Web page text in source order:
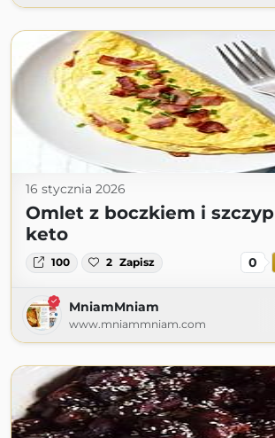
16 stycznia 2026
Omlet z boczkiem i
keto
100 2 Zapisz 0
MniamMniam
www.mniammniam.com